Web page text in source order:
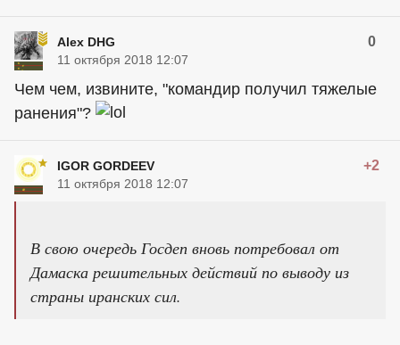
Alex DHG 0
11 октября 2018 12:07
Чем чем, извините, "командир получил тяжелые
ранения"?
IGOR GORDEEV +2
11 октября 2018 12:07
В свою очередь Госдеп вновь потребовал от
Дамаска решительных действий по выводу из
страны иранских сил.